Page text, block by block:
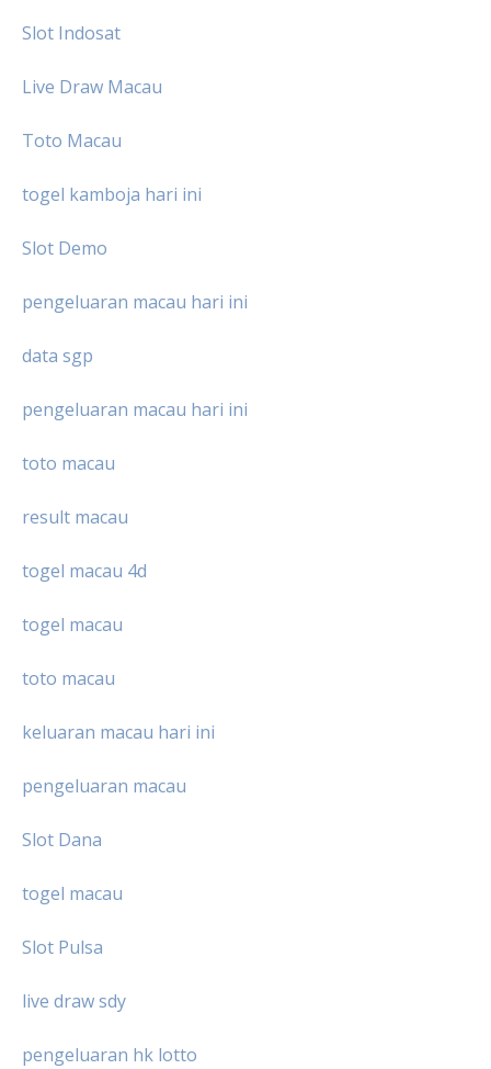
Slot Indosat
Live Draw Macau
Toto Macau
togel kamboja hari ini
Slot Demo
pengeluaran macau hari ini
data sgp
pengeluaran macau hari ini
toto macau
result macau
togel macau 4d
togel macau
toto macau
keluaran macau hari ini
pengeluaran macau
Slot Dana
togel macau
Slot Pulsa
live draw sdy
pengeluaran hk lotto